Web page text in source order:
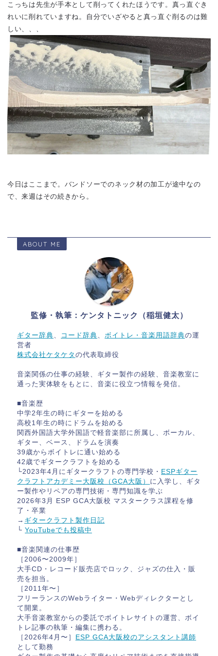
こっちは先生が手本として削ってくれたほうです。真っ直ぐき
れいに削れていますね。自分でいざやると真っ直ぐ削るのは難
しい、、、
今日はここまで。バンドソーでのネック材の加工が途中なの
で、来週はその続きから。
ABOUT ME
監修・執筆：ケンタトニック（稲垣健太）
ギター辞典 コード辞典 ボイトレ・音楽用語辞典の運
営者
株式会社ケタケタ の代表取締役
音楽関係の仕事の経験、ギター製作の経験、音楽教室に
通った実体験をもとに、音楽に役立つ情報を発信。
■音楽歴
中学2年生の時にギターを始める
高校1年生の時にドラムを始める
関西外国語大学外国語で軽音楽部に所属し、ボーカル、
ギター、ベース、ドラムを演奏
39歳からボイトレに通い始める
42歳でギタークラフトを始める
└2023年4月にギタークラフトの専門学校・ ESPギター
クラフトアカデミー大阪校（GCA大阪） に入学し、ギタ
ー製作やリペアの専門技術・専門知識を学ぶ
2026年3月 ESP GCA大阪校 マスタークラス課程を修
了・卒業
→ ギタークラフト製作日記
└ YouTubeでも投稿中
■音楽関連の仕事歴
［2006〜2009年］
大手CD・レコード販売店でロック、ジャズの仕入・販
売を担当。
［2011年〜］
フリーランスのWebライター・Webディレクターとし
て開業。
大手音楽教室からの委託でボイトレサイトの運営、ボイ
トレ記事の執筆・編集に携わる。
［2026年4月〜］
ESP GCA大阪校のアシスタント講師
として勤務